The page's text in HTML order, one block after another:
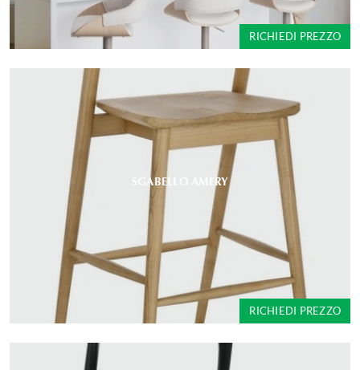
RICHIEDI PREZZO
SGABELLO AMERY
RICHIEDI PREZZO